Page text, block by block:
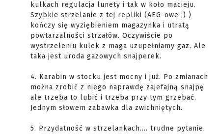
kulkach regulacja lunety i tak w koło macieju.
Szybkie strzelanie z tej repliki (AEG-owe ;) )
kończy się wyziębieniem magazynka i utratą
powtarzalności strzałów. Oczywiście po
wystrzeleniu kulek z maga uzupełniamy gaz. Ale
taka jest uroda gazowych snajperek.
4. Karabin w stocku jest mocny i już. Po zmianach
można zrobić z niego naprawdę zajefajną snajpę
ale trzeba to lubić i trzeba przy tym grzebać.
Jednym słowem zabawka dla zwichniętych.
5. Przydatność w strzelankach.... trudne pytanie.